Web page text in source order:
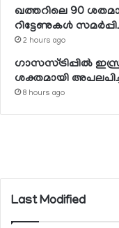
ഖത്തറിലെ 90
റിട്ടേണുകള്‍
2 hours ago
ഗാസസ്ട്രിപ്പില്‍
ശക്തമായി
8 hours ago
Last Modified